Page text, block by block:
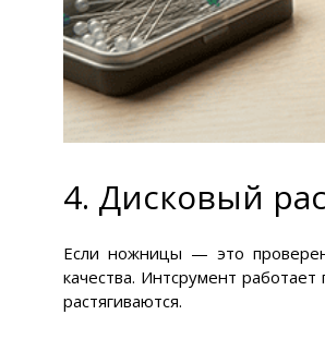
4. Дисковый
Если ножницы — это
качества. Интсрумент
растягиваются.